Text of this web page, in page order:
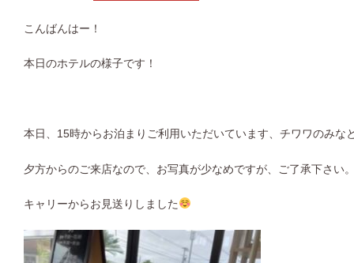
こんばんはー！
本日のホテルの様子です！
本日、15時からお泊まりご利用いただいています、チワワのみな
夕方からのご来店なので、お写真が少なめですが、ご了承下さい
キャリーからお見送りしました